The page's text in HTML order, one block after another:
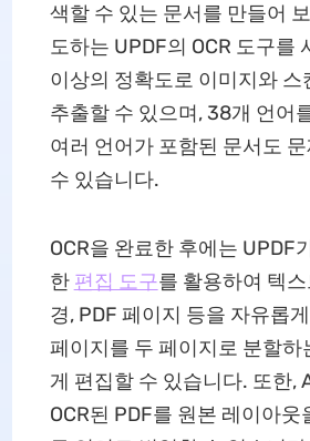
색할 수 있는 문서를 만들어
도하는 UPDF의 OCR 도구를
이상의 정확도로 이미지와 스
추출할 수 있으며, 38개 언어
여러 언어가 포함된 문서도
수 있습니다.
OCR을 완료한 후에는 UPDF
한 편집 도구를 활용하여 텍
경, PDF 페이지 등을 자유롭
페이지를 두 페이지로 분할하
게 편집할 수 있습니다. 또한,
OCR된 PDF를 원본 레이아웃